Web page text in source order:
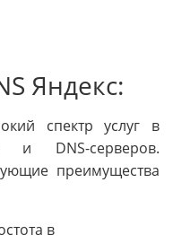
Яндекс:
спектр услуг в
DNS-серверов.
преимущества
в